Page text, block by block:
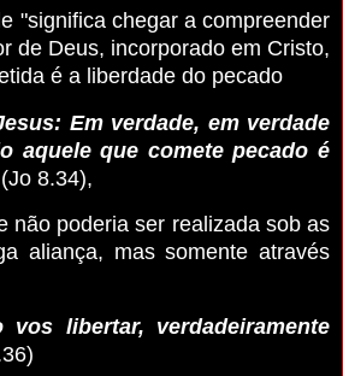
"significa chegar a compreender
de Deus, incorporado em Cristo,
é a liberdade do pecado
Em verdade, em verdade
aquele que comete pecado é
8.34),
não poderia ser realizada sob as
aliança, mas somente através
libertar, verdadeiramente